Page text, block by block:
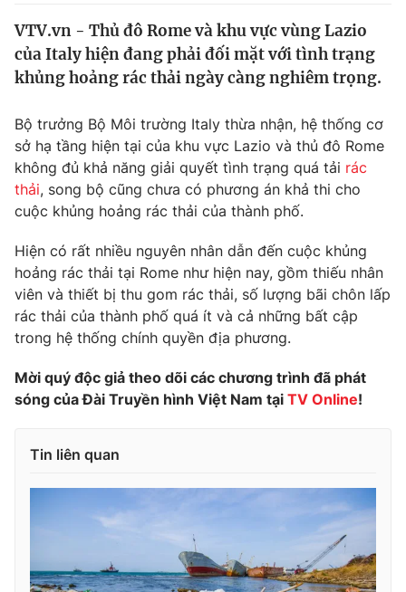
Thế giới
Thế giới đó đây
Câu chuyện quốc tế
Kinh tế
Tài chính
Thị trường
Dữ liệu và đời sống
Phim VTV
Hậu trường
Nhân vật
Khán giả
Giải sao mai
Giải trí
Điện ảnh
Sao
Đời sống
Du lịch
Làm đẹp
Chất lượng cuộc sống
Giáo dục
Học trực tuyến
Tư vấn
Giao lưu trực tuyến
VTV.vn - Thủ đô Rome và khu vực vùng Lazio
của Italy hiện đang phải đối mặt với tình trạng
khủng hoảng rác thải ngày càng nghiêm trọng.
Bộ trưởng Bộ Môi trường Italy thừa nhận, hệ thống cơ
sở hạ tầng hiện tại của khu vực Lazio và thủ đô Rome
không đủ khả năng giải quyết tình trạng quá tải rác
thải, song bộ cũng chưa có phương án khả thi cho
cuộc khủng hoảng rác thải của thành phố.
Hiện có rất nhiều nguyên nhân dẫn đến cuộc khủng
hoảng rác thải tại Rome như hiện nay, gồm thiếu nhân
viên và thiết bị thu gom rác thải, số lượng bãi chôn lấp
rác thải của thành phố quá ít và cả những bất cập
trong hệ thống chính quyền địa phương.
Mời quý độc giả theo dõi các chương trình đã phát
sóng của Đài Truyền hình Việt Nam tại TV Online!
Tin liên quan